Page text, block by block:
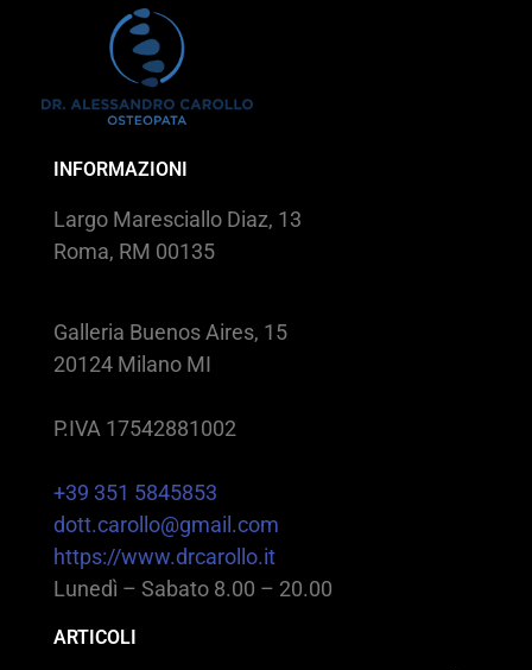
INFORMAZIONI
Largo Maresciallo Diaz, 13
Roma, RM 00135
Galleria Buenos Aires, 15
20124 Milano MI
P.IVA 17542881002
+39 351 5845853
dott.carollo@gmail.com
https://www.drcarollo.it
Lunedì – Sabato 8.00 – 20.00
ARTICOLI